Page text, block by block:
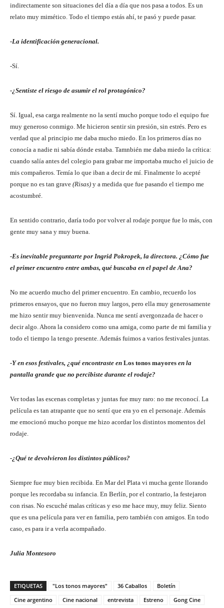
indirectamente son situaciones del día a día que nos pasa a todos. Es un
relato muy mimético. Todo el tiempo estás ahí, te pasó y puede pasar.
-La identificación generacional.
-Sí.
-¿Sentiste el riesgo de asumir el rol protagónico?
Sí. Igual, esa carga realmente no la sentí mucho porque todo el equipo fue
muy generoso conmigo. Me hicieron sentir sin presión, sin estrés. Pero es
verdad que al principio me daba mucho miedo. En los primeros días no
conocía a nadie ni sabía dónde estaba. Tamnbién me daba miedo la crítica:
cuando salía antes del colegio para grabar me importaba mucho el juicio de
mis compañeros. Temía lo que iban a decir de mí. Finalmente lo acepté
porque no es tan grave (Risas) y a medida que fue pasando el tiempo me
acostumbré.
En sentido contrario, daría todo por volver al rodaje porque fue lo más, con
gente muy sana y muy buena.
-Es inevitable preguntarte por Ingrid Pokropek, la directora. ¿Cómo fue
el primer encuentro entre ambas, qué buscaba en el papel de Ana?
No me acuerdo mucho del primer encuentro. En cambio, recuerdo los
primeros ensayos, que no fueron muy largos, pero ella muy generosamente
me hizo sentir muy bienvenida. Nunca me sentí avergonzada de hacer o
decir algo. Ahora la considero como una amiga, como parte de mi familia y
todo el tiempo la tengo presente. Además fuimos a varios festivales juntas.
-Y en esos festivales, ¿qué encontraste en Los tonos mayores en la
pantalla grande que no percibiste durante el rodaje?
Ver todas las escenas completas y juntas fue muy raro: no me reconocí. La
película es tan atrapante que no sentí que era yo en el personaje. Además
me emocionó mucho porque me hizo acordar los distintos momentos del
rodaje.
-¿Qué te devolvieron los distintos públicos?
Siempre fue muy bien recibida. En Mar del Plata vi mucha gente llorando
porque les recordaba su infancia. En Berlín, por el contrario, la festejaron
con risas. No escuché malas críticas y eso me hace muy, muy feliz. Siento
que es una película para ver en familia, pero también con amigos. En todo
caso, es para ir a verla acompañado.
Julia Montesoro
ETIQUETAS "Los tonos mayores" 36 Caballos
Boletín
Cine argentino
Cine nacional entrevista Estreno Gong Cine